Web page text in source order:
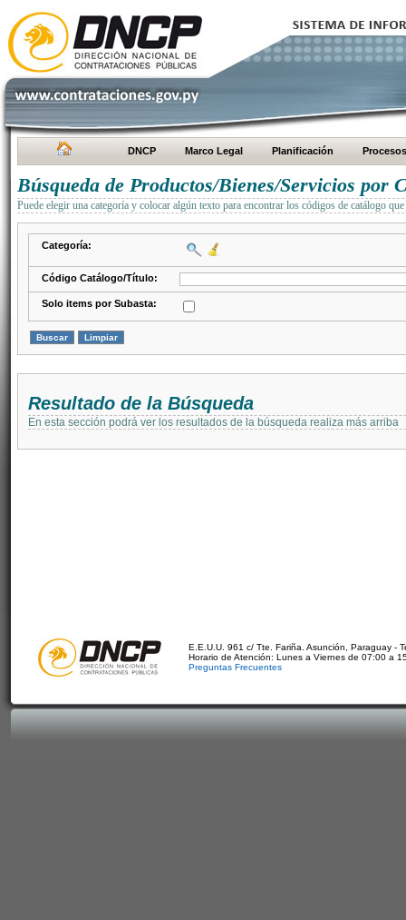
DNCP Marco Legal Planificación Procesos
Búsqueda de Productos/Bienes/Servicios por
Puede elegir una categoría y colocar algún texto para encontrar los códigos de catálogo
Categoría:
Código Catálogo/Título:
Solo items por Subasta:
Resultado de la Búsqueda
En esta sección podrá ver los resultados de la búsqueda realiza más arriba
E.E.U.U. 961 c/ Tte. Fariña. Asunción, Paraguay -
Horario de Atención: Lunes a Viernes de 07:00 a
Preguntas Frecuentes